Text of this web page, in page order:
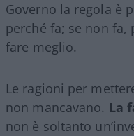
Governo la regola è
perché fa; se non fa,
fare meglio.
Le ragioni per
non mancavano. La
non è soltanto